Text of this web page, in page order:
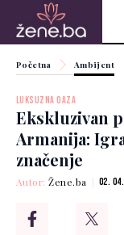
Početna Ambijent
LUKSUZNA OAZA
Ekskluzivan
Armanija:
značenje
Autor:Žene.ba 02.